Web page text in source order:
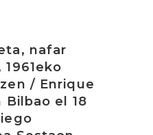
nafar
/ Enrique
el 18